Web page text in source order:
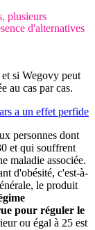
plusieurs
d'alternatives
si Wegovy peut
au cas par cas.
a un effet perfide
personnes dont
et qui souffrent
maladie associée.
d'obésité, c'est-à-
le produit
pour réguler le
ou égal à 25 est